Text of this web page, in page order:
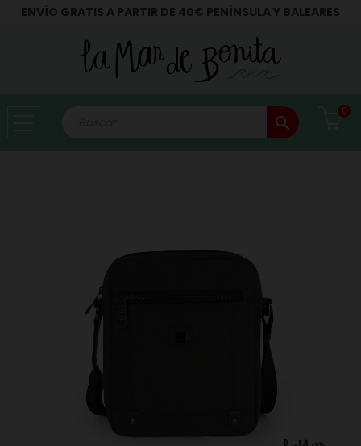
ENVÍO GRATIS A PARTIR DE 40€ PENÍNSULA Y BALEARES
search
0